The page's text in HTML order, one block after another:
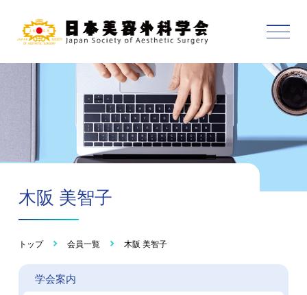
木阪 美智子
トップ 会員一覧 木阪 美智子
学会案内